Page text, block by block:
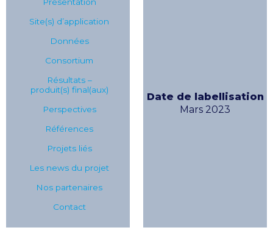
Site(s) d’application
Données
Consortium
Résultats –
produit(s) final(aux)
Perspectives
Références
Projets liés
Les news du projet
Nos partenaires
Contact
Date de labellisation
Mars 2023